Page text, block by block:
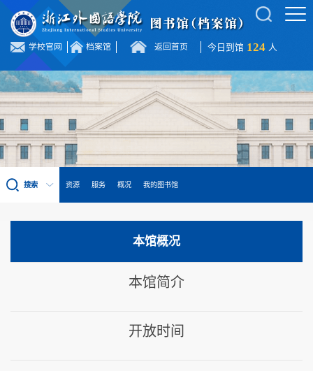
学校官网 档案馆 返回首页 今日到馆 124 人
搜索 资源 服务 概况 我的图书馆
本馆概况
本馆简介
开放时间